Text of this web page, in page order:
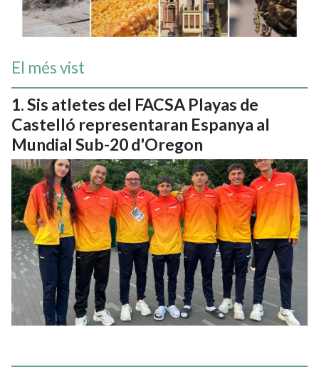
El més vist
Sis atletes del FACSA Playas de
Castelló representaran Espanya al
Mundial Sub-20 d'Oregon